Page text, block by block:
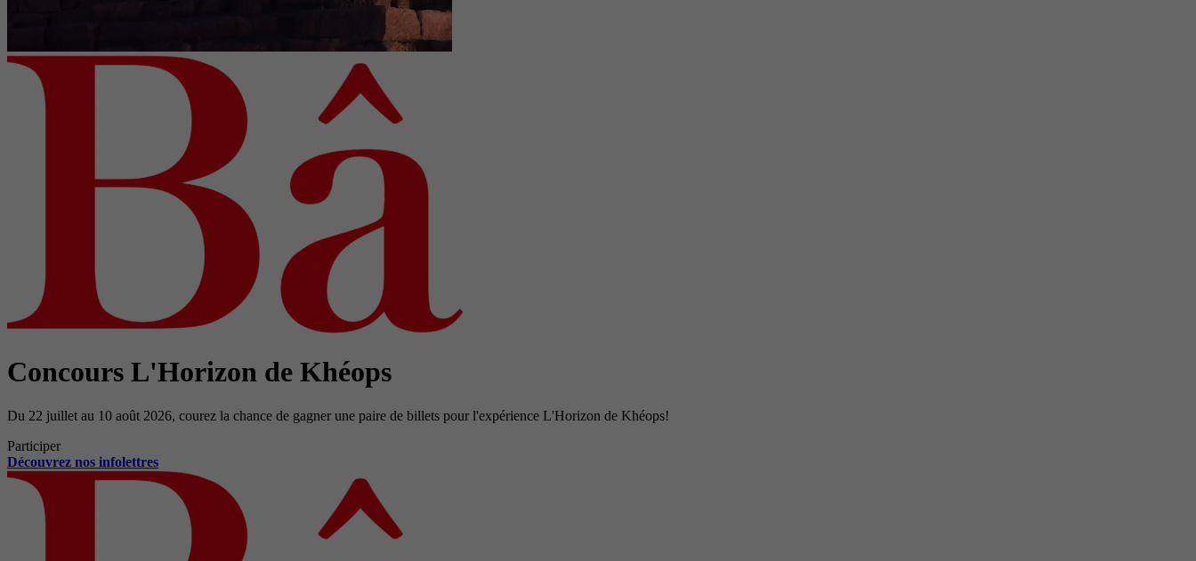
Concours L'Horizon de Khéops
Du 22 juillet au 10 août 2026, courez la chance de gagner une paire de billets pour l'expérience L'Horizon de Khéops!
Participer
Découvrez nos infolettres